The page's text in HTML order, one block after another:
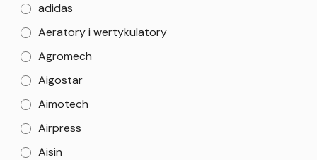
adidas
Aeratory i wertykulatory
Agromech
Aigostar
Aimotech
Airpress
Aisin